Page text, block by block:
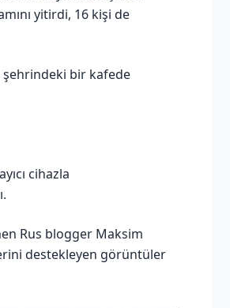
yitirdi, 16 kişi de
şehrindeki bir kafede
cihazla
Rus blogger Maksim
destekleyen görüntüler